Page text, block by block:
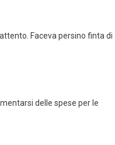
Faceva persino finta di
delle spese per le